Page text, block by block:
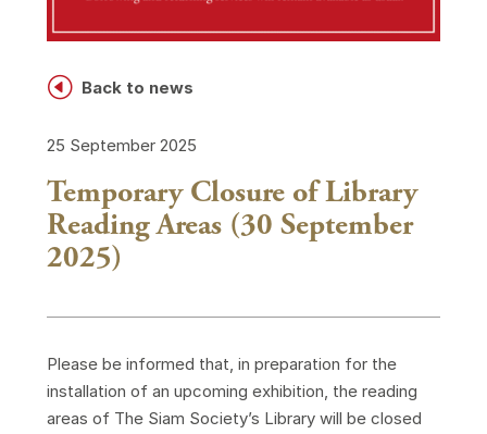
H Back to news
25 September 2025
Temporary Closure of Library
Reading Areas (30 September
2025)
Please be informed that, in preparation for the
installation of an upcoming exhibition, the reading
areas of The Siam Society’s Library will be closed